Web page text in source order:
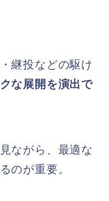
継投などの駆け
な展開を演出で
ながら、最適な
のが重要。